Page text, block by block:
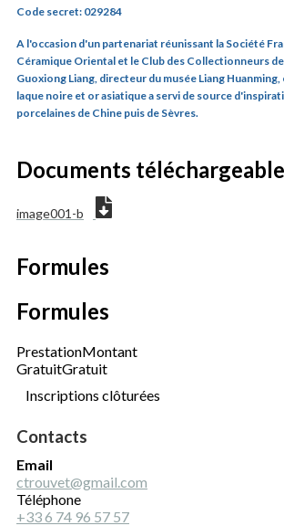
Code secret: 029284
A l'occasion d'un partenariat réunissant la Société
Céramique Oriental et le Club des Collectionneurs
Guoxiong Liang, directeur du musée Liang
laque noire et or asiatique a servi de source
porcelaines de Chine puis de Sèvres.
Documents
image001-b
Formules
Formules
PrestationMontant
GratuitGratuit
Inscriptions clôturées
Contacts
Email
ctrouvet@gmail.com
Téléphone
+33 6 74 96 57 57